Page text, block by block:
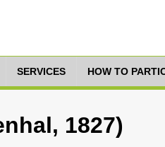
SERVICES HOW TO
1827)